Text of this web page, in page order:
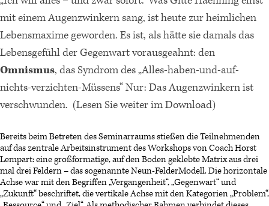
mit einem Augenzwinkern sang, ist heute zur heimlichen
Lebensmaxime geworden. Es ist, als hätte sie damals das
Lebensgefühl der Gegenwart vorausgeahnt: den
Omnismus, das Syndrom des „Alles-haben-und-auf-
nichts-verzichten-Müssens“ Nur: Das Augenzwinkern ist
verschwunden. (Lesen Sie weiter im Download)
Bereits beim Betreten des Seminarraums stießen die Teilnehmenden
auf das zentrale Arbeitsinstrument des Workshops von Coach Horst
Lempart: eine großformatige, auf den Boden geklebte Matrix aus drei
mal drei Feldern – das sogenannte Neun-FelderModell. Die horizontale
Achse war mit den Begriffen „Vergangenheit“, „Gegenwart“ und
„Zukunft“ beschriftet, die vertikale Achse mit den Kategorien „Problem“,